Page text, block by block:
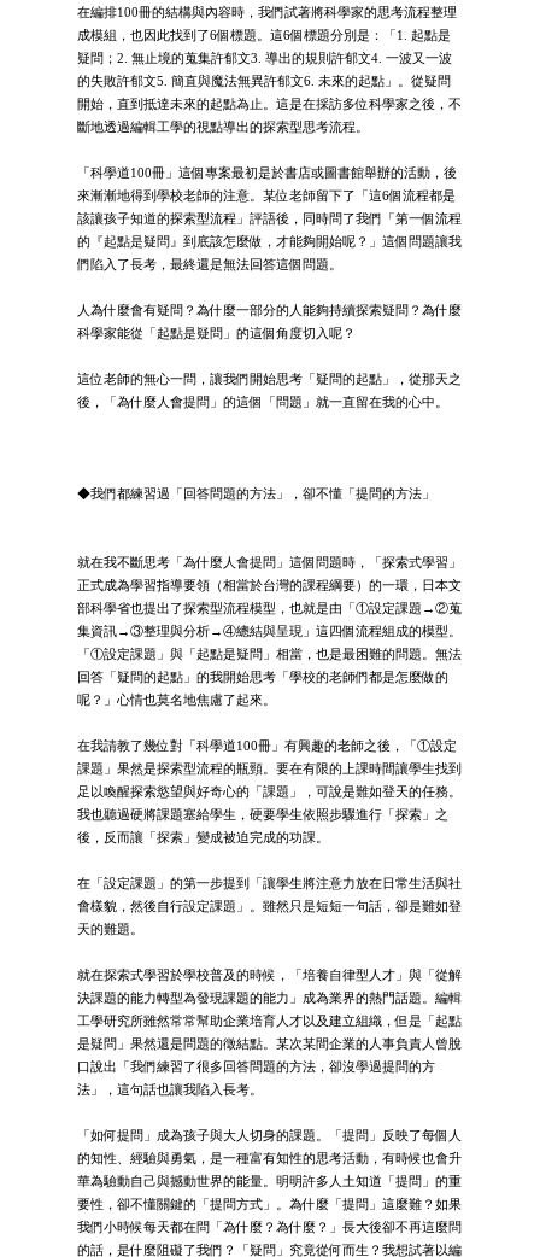
在編排100冊的結構與內容時，我們試著將科學家的思考流程整理
成模組，也因此找到了6個標題。這6個標題分別是：「1. 起點是
疑問；2. 無止境的蒐集許郁文3. 導出的規則許郁文4. 一波又一波
的失敗許郁文5. 簡直與魔法無異許郁文6. 未來的起點」。從疑問
開始，直到抵達未來的起點為止。這是在採訪多位科學家之後，不
斷地透過編輯工學的視點導出的探索型思考流程。
「科學道100冊」這個專案最初是於書店或圖書館舉辦的活動，後
來漸漸地得到學校老師的注意。某位老師留下了「這6個流程都是
該讓孩子知道的探索型流程」評語後，同時問了我們「第一個流程
的『起點是疑問』到底該怎麼做，才能夠開始呢？」這個問題讓我
們陷入了長考，最終還是無法回答這個問題。
人為什麼會有疑問？為什麼一部分的人能夠持續探索疑問？為什麼
科學家能從「起點是疑問」的這個角度切入呢？
這位老師的無心一問，讓我們開始思考「疑問的起點」，從那天之
後，「為什麼人會提問」的這個「問題」就一直留在我的心中。
◆我們都練習過「回答問題的方法」，卻不懂「提問的方法」
就在我不斷思考「為什麼人會提問」這個問題時，「探索式學習」
正式成為學習指導要領（相當於台灣的課程綱要）的一環，日本文
部科學省也提出了探索型流程模型，也就是由「①設定課題→②蒐
集資訊→③整理與分析→④總結與呈現」這四個流程組成的模型。
「①設定課題」與「起點是疑問」相當，也是最困難的問題。無法
回答「疑問的起點」的我開始思考「學校的老師們都是怎麼做的
呢？」心情也莫名地焦慮了起來。
在我請教了幾位對「科學道100冊」有興趣的老師之後，「①設定
課題」果然是探索型流程的瓶頸。要在有限的上課時間讓學生找到
足以喚醒探索慾望與好奇心的「課題」，可說是難如登天的任務。
我也聽過硬將課題塞給學生，硬要學生依照步驟進行「探索」之
後，反而讓「探索」變成被迫完成的功課。
在「設定課題」的第一步提到「讓學生將注意力放在日常生活與社
會樣貌，然後自行設定課題」。雖然只是短短一句話，卻是難如登
天的難題。
就在探索式學習於學校普及的時候，「培養自律型人才」與「從解
決課題的能力轉型為發現課題的能力」成為業界的熱門話題。編輯
工學研究所雖然常常幫助企業培育人才以及建立組織，但是「起點
是疑問」果然還是問題的徵結點。某次某間企業的人事負責人曾脫
口說出「我們練習了很多回答問題的方法，卻沒學過提問的方
法」，這句話也讓我陷入長考。
「如何提問」成為孩子與大人切身的課題。「提問」反映了每個人
的知性、經驗與勇氣，是一種富有知性的思考活動，有時候也會升
華為驗動自己與撼動世界的能量。明明許多人土知道「提問」的重
要性，卻不懂關鍵的「提問方式」。為什麼「提問」這麼難？如果
我們小時候每天都在問「為什麼？為什麼？」長大後卻不再這麼問
的話，是什麼阻礙了我們？「疑問」究竟從何而生？我想試著以編